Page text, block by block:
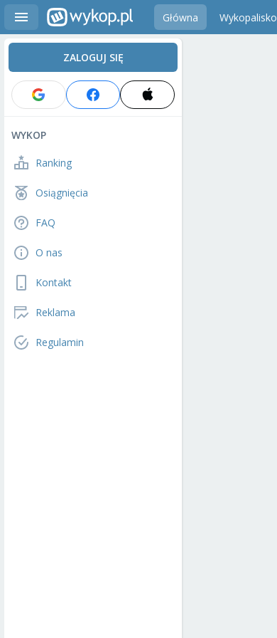
Główna Wykopalisko
ZALOGUJ SIĘ
WYKOP
Ranking
Osiągnięcia
FAQ
O nas
Kontakt
Reklama
Regulamin